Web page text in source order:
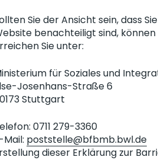
Sie der Ansicht sein, dass
benachteiligt sind,
Sie unter:
für Soziales und
Josenhans-Straße 6
Stuttgart
0711 279-3360
Mail: poststelle@bfbmb.bwl.de
dieser Erklärung zur